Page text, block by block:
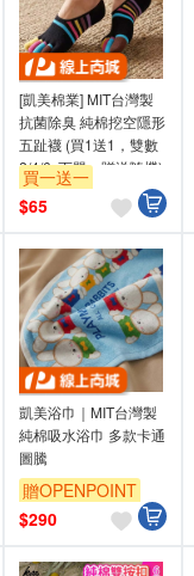
[凱美棉業] MIT台灣製
抗菌除臭 純棉挖空隱形
五趾襪 (買1送1，雙數
2/4/6..下單，贈送隨機)
買一送一
贈OPENPOINT
$65
凱美浴巾｜MIT台灣製
純棉吸水浴巾 多款卡通
圖騰
贈OPENPOINT
$290